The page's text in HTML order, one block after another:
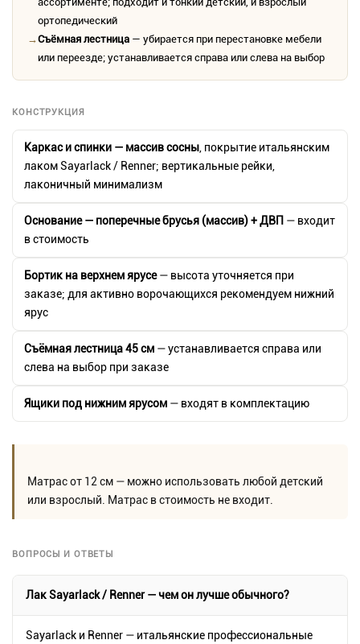
ортопедический
→Съёмная лестница — убирается при перестановке мебели
или переезде; устанавливается справа или слева на выбор
КОНСТРУКЦИЯ
Каркас и спинки — массив сосны , покрытие итальянским
лаком Sayarlack / Renner; вертикальные рейки,
лаконичный минимализм
Основание — поперечные брусья (массив) + ДВП — входит
в стоимость
Бортик на верхнем ярусе— высота уточняется при
заказе; для активно ворочающихся рекомендуем нижний
ярус
Съёмная лестница 45 см — устанавливается справа или
слева на выбор при заказе
Ящики под нижним ярусом — входят в комплектацию
Матрас от 12 см — можно использовать любой детский
или взрослый. Матрас в стоимость не входит.
ВОПРОСЫ И ОТВЕТЫ
Лак Sayarlack / Renner — чем он лучше обычного?
Sayarlack и Renner — итальянские профессиональные